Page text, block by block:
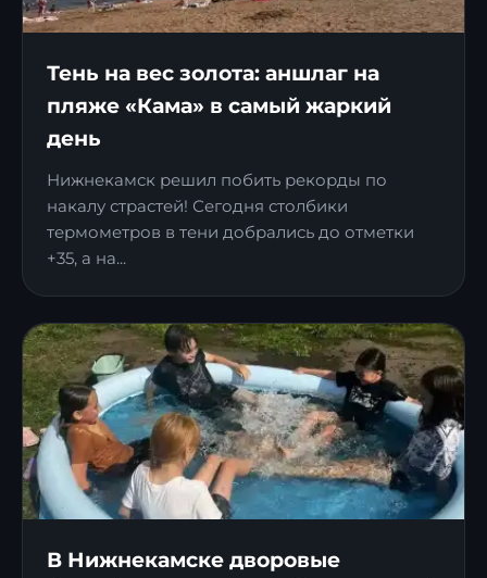
Тень на вес золота: аншлаг на
пляже «Кама» в самый жаркий
день
Нижнекамск решил побить рекорды по
накалу страстей! Сегодня столбики
термометров в тени добрались до отметки
+35, а на...
В Нижнекамске дворовые